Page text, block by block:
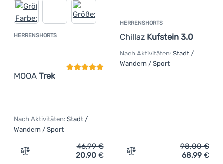
HERRENSHORTS
MOOA Trek
Kundenbewertung
Nach Aktivitäten: Stadt /
Wandern / Sport
Zum Vergleich 'Herrenshorts MOOA Trek' hinzufügen
46,99€
20,90 €
HERRENSHORTS
Chillaz Kufstein 3.0
Nach Aktivitäten: Stadt /
Wandern / Sport
Zum Vergleich
98,00€
68,99 €